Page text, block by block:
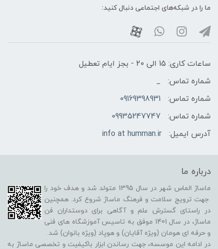
ما را در شبکه‌های اجتماعی دنبال کنید:
ساعات کاری: 15 الی 20 - بجز ایام تعطیل
شماره تماس:
_
شماره تماس:
09169398931
شماره تماس:
09935247747
آدرس ایمیل:
info at humman.ir
درباره ما
ماساژ الماس شهر در سال 1395 متولد شد و هدف خود را
جهت ترویج سلامت و فرهنگ ماساژ شروع کرد. همچنین
در راستای گسترش علم و آگاهی برای دوستداران فن
ماساژ، در سال 1401 موفق به تاسیس آموزشگاه های فنی
و حرفه ای هومان (ویژه آقایان) و هوپاد (ویژه بانوان) شد.
در ادامه این موسسه، جهت رساندن ابزار باکیفیت و تخصصی ماساژ به